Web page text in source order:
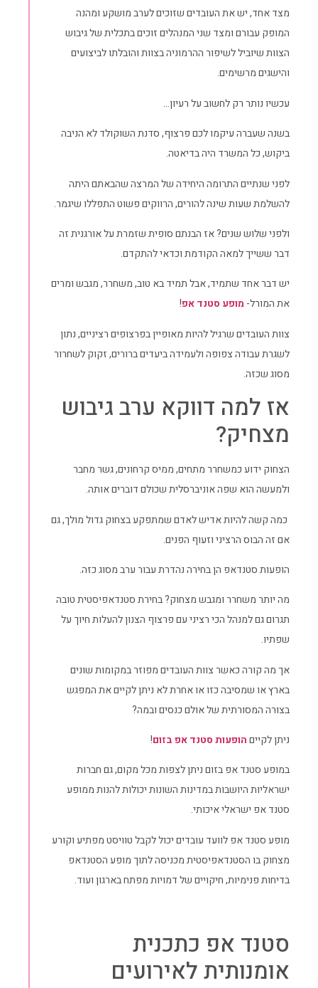
מצד אחד, יש את העובדים שזוכים לערב מושקע ומהנה
המופק עבורם ומצד שני המנהלים זוכים בתכלית של גיבוש
הצוות שיוביל לשיפור ההרמוניה בצוות והובלתו לביצועים
והישגים מרשימים.
עכשיו נותר רק לחשוב על רעיון…
בשנה שעברה עיקמו לכם פרצוף, סדנת השוקולד לא הניבה
ביקוש, כל המשרד היה בדיאטה.
לפני שנתיים התרומה היחידה של המרצה שהבאתם היתה
להשלמת שעות שינה להורים, הרווקים פשוט התפללו שיגמר.
ולפני שלוש שנים? אז הבנתם סופית שזמרת על אורגנית זה
דבר ששייך למאה הקודמת וכדאי להתקדם.
יש דבר אחד שתמיד, אבל תמיד בא טוב, משחרר, מגבש ומרים
את המורל- מופע סטנד אפ!
צוות העובדים שרגיל להיות מאופיין בפרצופים רציניים, נתון
לשגרת עבודה צפופה ולעמידה ביעדים ברורים, זקוק לשחרור
מסוג שכזה.
אז למה דווקא ערב גיבוש
מצחיק?
הצחוק ידוע כמשחרר מתחים, ממיס קרחונים, גשר מחבר
ולמעשה הוא שפה אוניברסלית שכולם דוברים אותה.
כמה קשה להיות אדיש לאדם שמתפקע בצחוק גדול מולך, גם
אם זה הבוס הרציני וזעוף הפנים.
הופעות סטנדאפ הן בחירה נהדרת עבור ערב מסוג כזה.
מה יותר משחרר ומגבש מצחוק? בחירת סטנדאפיסטית טובה
תגרום גם למנהל הכי רציני עם פרצוף הצנון להעלות חיוך על
שפתיו.
אך מה קורה כאשר צוות העובדים מפוזר במקומות שונים
בארץ או שמסיבה כזו או אחרת לא ניתן לקיים את המפגש
בצורה המסורתית של אולם כנסים ובמה?
ניתן לקייםהופעות סטנד אפ בזום!
במופע סטנד אפ בזום ניתן לצפות מכל מקום, גם חברות
ישראליות היושבות במדינות השונות יכולות להנות ממופע
סטנד אפ ישראלי איכותי.
מופע סטנד אפ לוועד עובדים יכול לקבל טוויסט מפתיע וקורע
מצחוק בו הסטנדאפיסטית מכניסה לתוך מופע הסטנדאפ
בדיחות פנימיות, חיקויים של דמויות מפתח בארגון ועוד.
סטנד אפ כתכנית
אומנותית לאירועים